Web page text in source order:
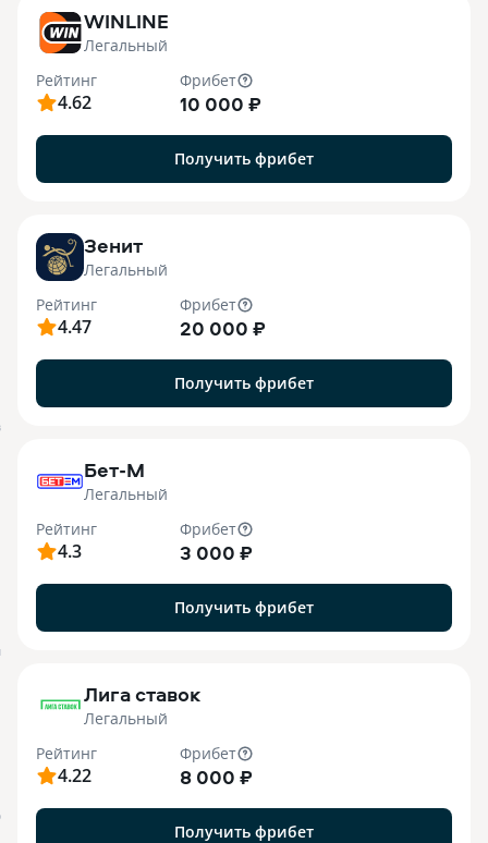
WINLINE
Легальный
Рейтинг
4.62
Фрибет
10 000 ₽
Получить фрибет
Зенит
Легальный
Рейтинг
4.47
Фрибет
20 000 ₽
Получить фрибет
Бет-М
Легальный
Рейтинг
4.3
Фрибет
3 000 ₽
Получить фрибет
Лига ставок
Легальный
Рейтинг
4.22
Фрибет
8 000 ₽
Получить фрибет